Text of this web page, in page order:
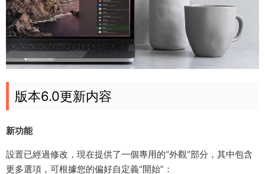
版本6.0更新内容
新功能
設置已經過修改，現在提供了一個專用的“外觀”部分，其中包含
更多選項，可根據您的偏好自定義“開始”：